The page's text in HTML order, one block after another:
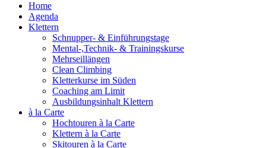
Home
Agenda
Klettern
Schnupper- & Einführungstage
Mental-,Technik- & Trainingskurse
Mehrseillängen
Clean Climbing
Kletterkurse im Süden
Coaching am Limit
Ausbildungsinhalt Klettern
à la Carte
Hochtouren à la Carte
Klettern à la Carte
Skitouren à la Carte